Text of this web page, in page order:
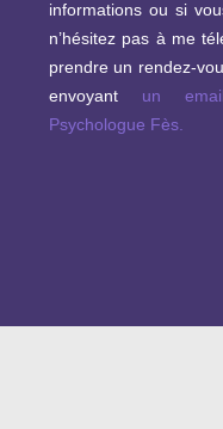
informations ou si
n’hésitez pas à me
prendre un rendez-
envoyant un email
Psychologue Fès.